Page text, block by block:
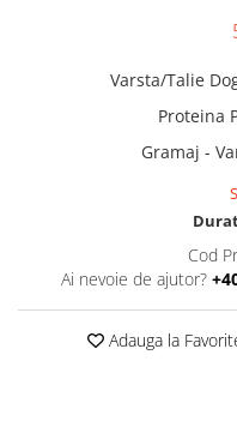
Varsta/Talie
Proteina
Gramaj -
Cod
Ai nevoie de ajutor?
Adauga la